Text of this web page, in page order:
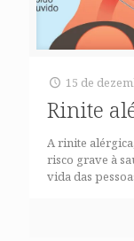
15 de
Rinite
A rinite
risco grave à
vida das